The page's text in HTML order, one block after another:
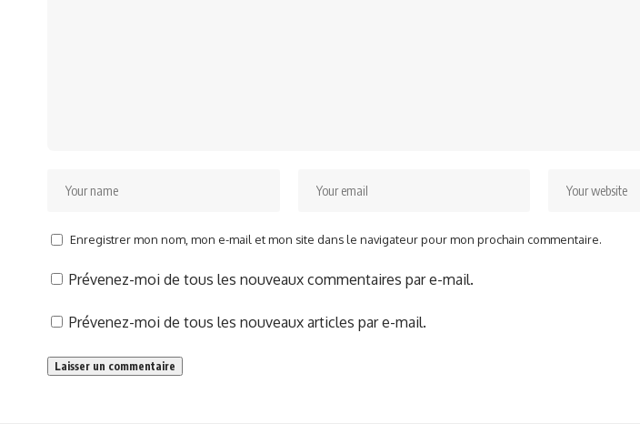
Enregistrer mon nom, mon e-mail et mon site dans le navigateur pour mon prochain commentaire.
Prévenez-moi de tous les nouveaux commentaires par e-mail.
Prévenez-moi de tous les nouveaux articles par e-mail.